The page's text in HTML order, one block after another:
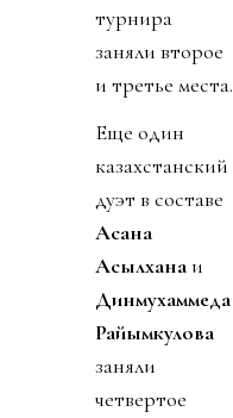
турнира
заняли второе
и третье места.
Еще один
казахстанский
дуэт в составе
Асана
Асылхана и
Динмухаммеда
Райымкулова
заняли
четвертое